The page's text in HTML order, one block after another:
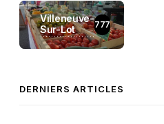
Villeneuve-
Sur-Lot
777
DERNIERS ARTICLES